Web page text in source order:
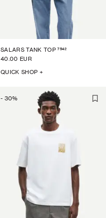
SALARS TANK TOP 7542
40.00 EUR
QUICK SHOP +
- 30%